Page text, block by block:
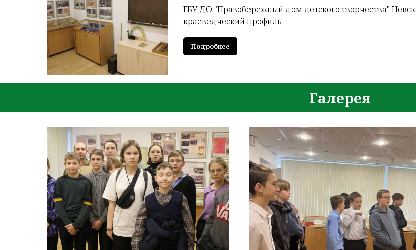
ГБУ ДО "Правобережный дом детского творчества"
краеведческий профиль
Подробнее
Галерея